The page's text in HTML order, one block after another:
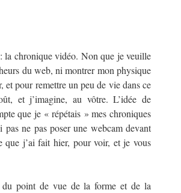
la chronique vidéo. Non que je veuille
du web, ni montrer mon physique
pour remettre un peu de vie dans ce
et j’imagine, au vôtre. L’idée de
que je « répétais » mes chroniques
ne pas poser une webcam devant
que j’ai fait hier, pour voir, et je vous
du point de vue de la forme et de la